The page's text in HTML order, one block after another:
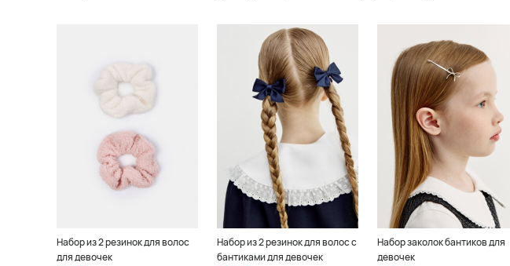
Набор из 2 резинок для волос
для девочек
Набор из 2 резинок для волос с
бантиками для девочек
Набор заколок бантиков для
девочек